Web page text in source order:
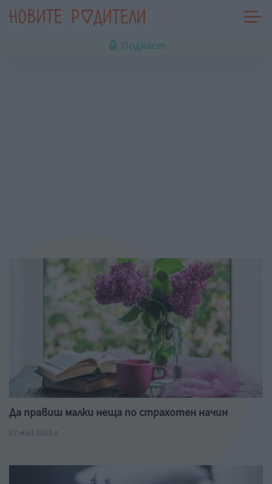
Подкаст
Да правиш малки неща по страхотен начин
07 май 2025 г.